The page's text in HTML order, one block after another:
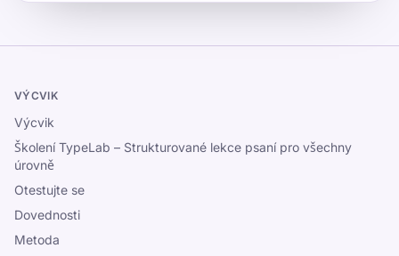
VÝCVIK
Výcvik
Školení TypeLab – Strukturované lekce psaní pro všechny
úrovně
Otestujte se
Dovednosti
Metoda